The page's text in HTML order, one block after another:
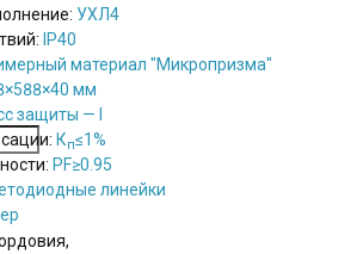
УХЛ4
IP40
материал "Микропризма"
мм
защиты — I
Кп≤1%
PF≥0.95
линейки